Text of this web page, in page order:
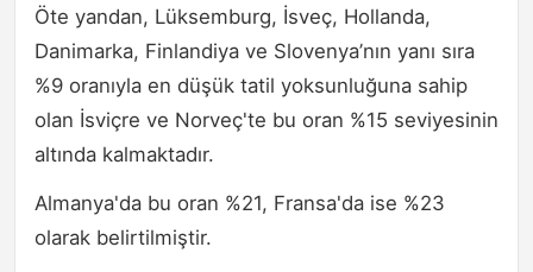
Öte yandan, Lüksemburg, İsveç, Hollanda,
Danimarka, Finlandiya ve Slovenya’nın yanı sıra
%9 oranıyla en düşük tatil yoksunluğuna sahip
olan İsviçre ve Norveç'te bu oran %15 seviyesinin
altında kalmaktadır.
Almanya'da bu oran %21, Fransa'da ise %23
olarak belirtilmiştir.